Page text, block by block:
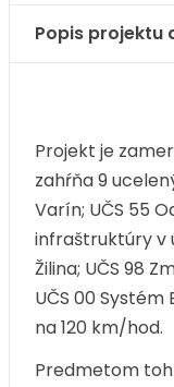
Popis projektu
Projekt je
zahŕňa 9
Varín; UČS 55
infraštruktúry v
Žilina; UČS 98
UČS 00
na 120 km/hod.
Predmetom